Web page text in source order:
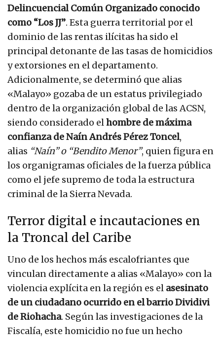
Delincuencial Común Organizado conocido
como “Los JJ”. Esta guerra territorial por el
dominio de las rentas ilícitas ha sido el
principal detonante de las tasas de homicidios
y extorsiones en el departamento.
Adicionalmente, se determinó que alias
«Malayo» gozaba de un estatus privilegiado
dentro de la organización global de las ACSN,
siendo considerado elhombre de máxima
confianza de Naín Andrés Pérez Toncel,
alias “Naín” o “Bendito Menor”, quien figura en
los organigramas oficiales de la fuerza pública
como el jefe supremo de toda la estructura
criminal de la Sierra Nevada.
Terror digital e incautaciones en
la Troncal del Caribe
Uno de los hechos más escalofriantes que
vinculan directamente a alias «Malayo» con la
violencia explícita en la región es el asesinato
de un ciudadano ocurrido en el barrio Dividivi
de Riohacha. Según las investigaciones de la
Fiscalía, este homicidio no fue un hecho